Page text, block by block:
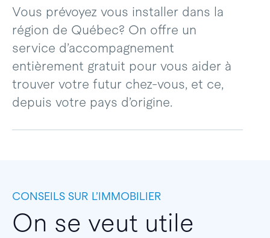
Vous prévoyez vous installer dans la
région de Québec? On offre un
service d’accompagnement
entièrement gratuit pour vous aider à
trouver votre futur chez-vous, et ce,
depuis votre pays d’origine.
CONSEILS SUR L’IMMOBILIER
On se veut utile